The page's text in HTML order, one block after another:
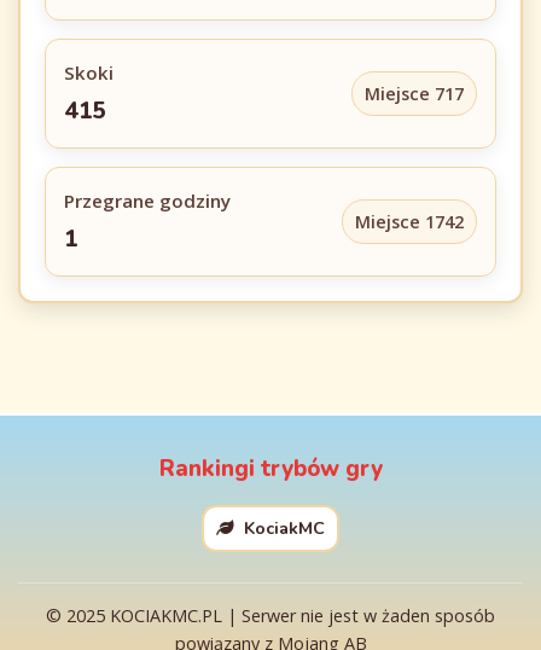
Skoki
415
Miejsce 717
Przegrane godziny
1
Miejsce 1742
Rankingi trybów gry
KociakMC
© 2025 KOCIAKMC.PL | Serwer nie jest w żaden sposób
powiązany z Mojang AB